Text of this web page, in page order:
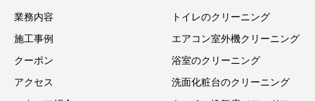
業務内容
施工事例
クーポン
アクセス
トイレのクリーニング
エアコン室外機クリーニング
浴室のクリーニング
洗面化粧台のクリーニング